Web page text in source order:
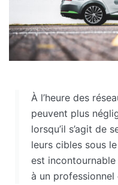
À l’heure des
peuvent plus
lorsqu’il s’agit de
leurs cibles sous
est
à un professionnel